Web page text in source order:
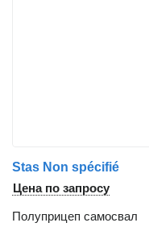
Stas Non spécifié
Цена по запросу
Полуприцеп самосвал